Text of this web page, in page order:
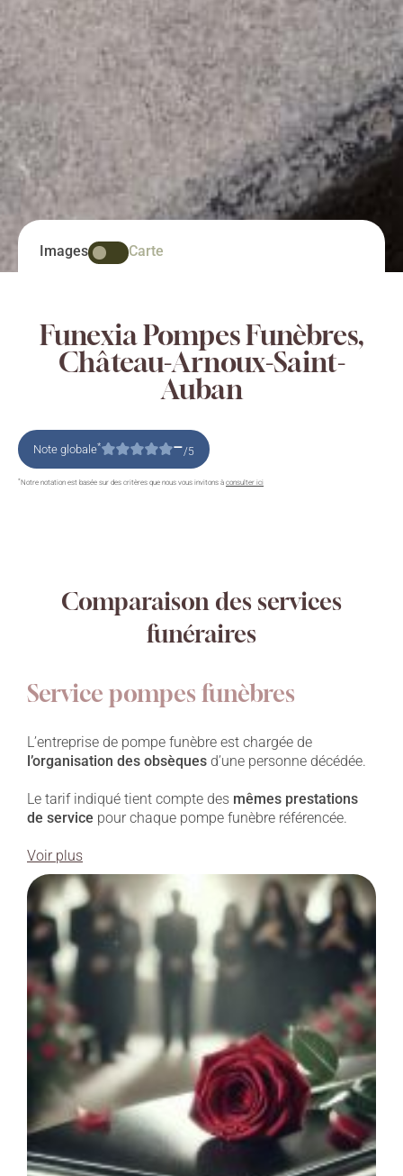
Images Carte
Funexia Pompes Funèbres,
Château-Arnoux-Saint-
Auban
Note globale* –/5
*Notre notation est basée sur des critères que nous vous invitons à consulter ici
Comparaison des services
funéraires
Service pompes funèbres
L’entreprise de pompe funèbre est chargée de
l’organisation des obsèques d’une personne décédée.
Le tarif indiqué tient compte des mêmes prestations
de service pour chaque pompe funèbre référencée.
Voir plus